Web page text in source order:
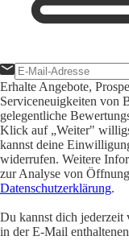
Erhalte Angebote,
Serviceneuigkeiten von
gelegentliche
Klick auf „Weiter"
kannst deine
widerrufen. Weitere
zur Analyse von
Datenschutzerklärung.
Du kannst dich jederzeit
in der E-Mail